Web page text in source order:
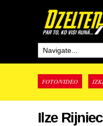
FOTO/VIDEO
Ilze